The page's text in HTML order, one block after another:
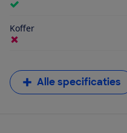
Koffer
Alle specificaties